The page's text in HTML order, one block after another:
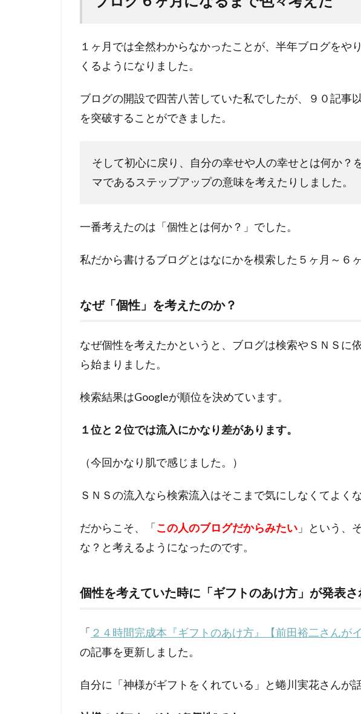
は？
ブロ
グ６
ヶ月
メイ
ンパ
1.5
ブロ
の投
ロ
６
ヶ
月
っ
み
結
果
ま
め
１ヶ月では全然わからなかったことが、半年ブログをや
くるようになりました。
ブログの開設で四苦八苦していた私でしたが、９０記事
を突破することができました。
そして初心に戻り、自分の幸せや人の幸せとは何か？
マであるステップアップの意味を考えたりしました。
一番考えたのは「個性とは何か？」でした。
私だから書けるブログとはなにかを模索した５ヶ月～６
なぜ「個性」を考えたのか？
なぜ個性を考えたかというと、ブログは検索やＳＮＳに
ら始まりました。
検索結果はGoogleが順位を決めています。
１位と２位では流入にかなり差があります。
（今回かなり肌で感じました。）
ＳＮＳの流入なら検索流入はそこまで気にしなくてよくな
だからこそ、「 この人のブログだからみたい 」という、
な？と考えるようになったのです。
個性を考えていた時に「ギフトのあけ方」が発表さ
「 ２４時間完成本『ギフトのあけ方』【前田裕二さんが
の記事を更新しました。
自分に「神様がギフトをくれている」と蜷川実花さんが